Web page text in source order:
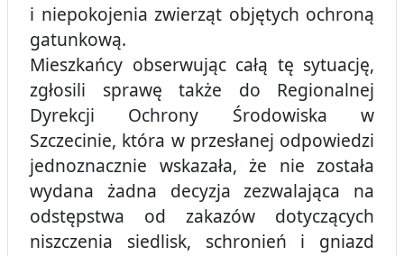
i niepokojenia zwierząt objętych ochroną
gatunkową.
Mieszkańcy obserwując całą tę sytuację,
zgłosili sprawę także do Regionalnej
Dyrekcji Ochrony Środowiska w
Szczecinie, która w przesłanej odpowiedzi
jednoznacznie wskazała, że nie została
wydana żadna decyzja zezwalająca na
odstępstwa od zakazów dotyczących
niszczenia siedlisk, schronień i gniazd